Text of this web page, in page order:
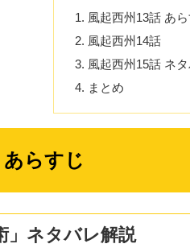
風起西州13話 あ
風起西州14話
風起西州15話 ネ
まとめ
らすじ
」ネタバレ解説